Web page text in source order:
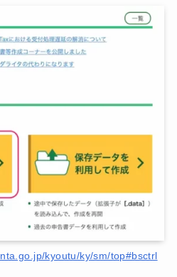
kyoutu/ky/sm/top#bsctrl